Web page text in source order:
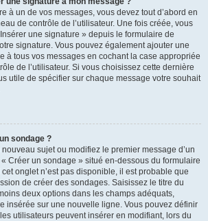
à un de vos messages, vous devez tout d’abord en
de contrôle de l’utilisateur. Une fois créée, vous
une signature » depuis le formulaire de
signature. Vous pouvez également ajouter une
à tous vos messages en cochant la case appropriée
de l’utilisateur. Si vous choisissez cette dernière
utile de spécifier sur chaque message votre souhait
sondage ?
sujet ou modifiez le premier message d’un
Créer un sondage » situé en-dessous du formulaire
onglet n’est pas disponible, il est probable que
de créer des sondages. Saisissez le titre du
deux options dans les champs adéquats,
insérée sur une nouvelle ligne. Vous pouvez définir
utilisateurs peuvent insérer en modifiant, lors du